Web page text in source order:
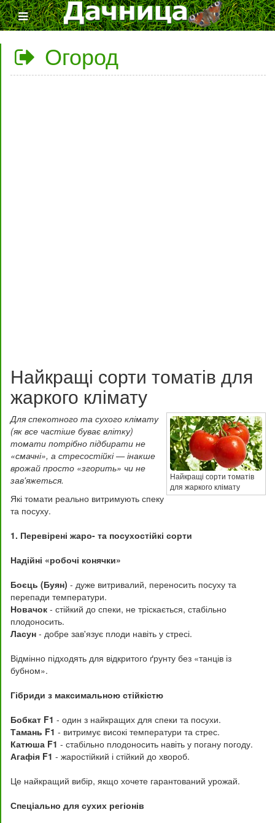
Огород
Найкращі сорти томатів для
жаркого клімату
Найкращі сорти томатів
для жаркого клімату
Для спекотного та сухого клімату
(як все частіше буває влітку)
томати потрібно підбирати не
«смачні», а стресостійкі — інакше
врожай просто «згорить» чи не
зав'яжеться.
Які томати реально витримують спеку
та посуху.
1. Перевірені жаро- та посухостійкі сорти
Надійні «робочі конячки»
Боєць (Буян) - дуже витривалий, переносить посуху та
перепади температури.
Новачок - стійкий до спеки, не тріскається, стабільно
плодоносить.
Ласун - добре зав'язує плоди навіть у стресі.
Відмінно підходять для відкритого ґрунту без «танців із
бубном».
Гібриди з максимальною стійкістю
Бобкат F1 - один з найкращих для спеки та посухи.
Тамань F1 - витримує високі температури та стрес.
Катюша F1 - стабільно плодоносить навіть у погану погоду.
Агафія F1 - жаростійкий і стійкий до хвороб.
Це найкращий вибір, якщо хочете гарантований урожай.
Спеціально для сухих регіонів